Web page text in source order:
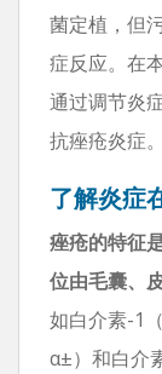
菌定植，但
症反应。在
通过调节炎
抗痤疮炎症。
了解炎症
痤疮的特征
位由毛囊、
如白介素-1
α±）和白介